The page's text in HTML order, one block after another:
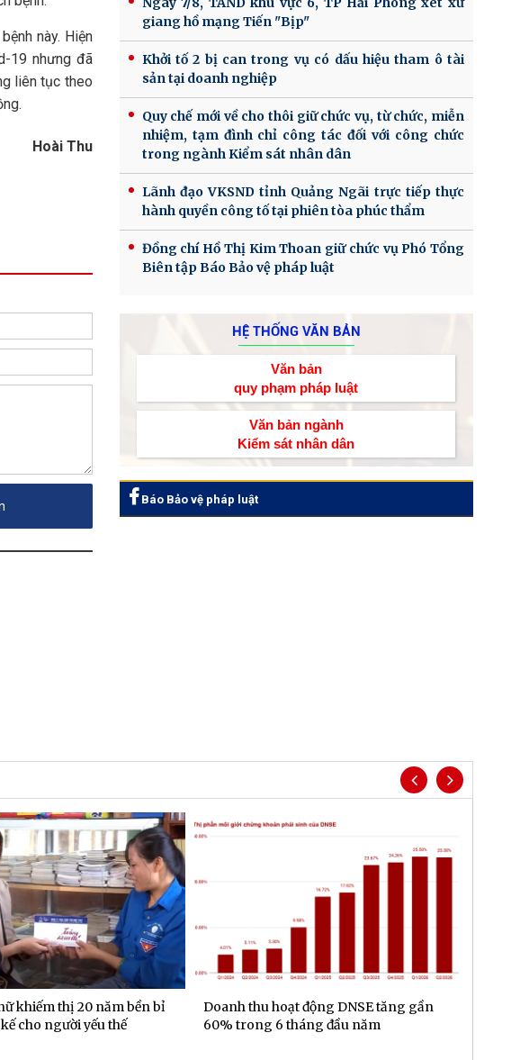
này. Hiện
19 nhưng đã
liên tục theo
Hoài Thu
giang hồ mạng Tiến "Bịp"
Khởi tố 2 bị can trong vụ có dấu hiệu tham ô tài
sản tại doanh nghiệp
Quy chế mới về cho thôi giữ chức vụ, từ chức, miễn
nhiệm, tạm đình chỉ công tác đối với công chức
trong ngành Kiểm sát nhân dân
Lãnh đạo VKSND tỉnh Quảng Ngãi trực tiếp thực
hành quyền công tố tại phiên tòa phúc thẩm
Đồng chí Hồ Thị Kim Thoan giữ chức vụ Phó Tổng
Biên tập Báo Bảo vệ pháp luật
HỆ THỐNG VĂN BẢN
Văn bản
quy phạm pháp luật
Văn bản ngành
Kiểm sát nhân dân
Báo Bảo vệ pháp luật
khiếm thị 20 năm bền bỉ
cho người yếu thế
Doanh thu hoạt động DNSE tăng gần
60% trong 6 tháng đầu năm